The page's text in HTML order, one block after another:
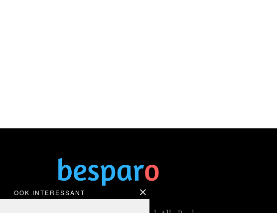
OOK INTERESSANT